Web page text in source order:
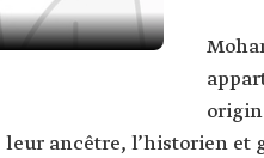
al-Qadi.
ancêtre, l’historien et